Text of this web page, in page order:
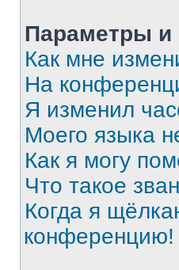
Параметры и
Как мне
На
Я изменил
Моего языка
Как я могу
Что такое
Когда я
конференцию!